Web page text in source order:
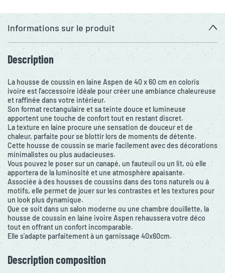
Informations sur le produit
Description
La housse de coussin en laine Aspen de 40 x 60 cm en coloris
ivoire est l'accessoire idéale pour créer une ambiance chaleureuse
et raffinée dans votre intérieur.
Son format rectangulaire et sa teinte douce et lumineuse
apportent une touche de confort tout en restant discret.
La texture en laine procure une sensation de douceur et de
chaleur, parfaite pour se blottir lors de moments de détente.
Cette housse de coussin se marie facilement avec des décorations
minimalistes ou plus audacieuses.
Vous pouvez le poser sur un canapé, un fauteuil ou un lit, où elle
apportera de la luminosité et une atmosphère apaisante.
Associée à des housses de coussins dans des tons naturels ou à
motifs, elle permet de jouer sur les contrastes et les textures pour
un look plus dynamique.
Que ce soit dans un salon moderne ou une chambre douillette, la
housse de coussin en laine ivoire Aspen rehaussera votre déco
tout en offrant un confort incomparable.
Elle s'adapte parfaitement à un garnissage 40x60cm.
Description composition